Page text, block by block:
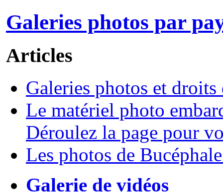
Galeries photos par
Articles
Galeries photos et
Le matériel photo
Déroulez la page pour
Les photos de
Galerie de vidéos